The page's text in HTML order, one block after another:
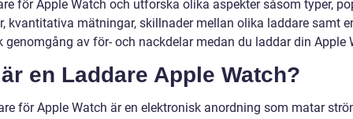
för Apple Watch och utforska olika aspekter såsom typer,
kvantitativa mätningar, skillnader mellan olika laddare samt
genomgång av för- och nackdelar medan du laddar din Apple
en Laddare Apple Watch?
för Apple Watch är en elektronisk anordning som matar